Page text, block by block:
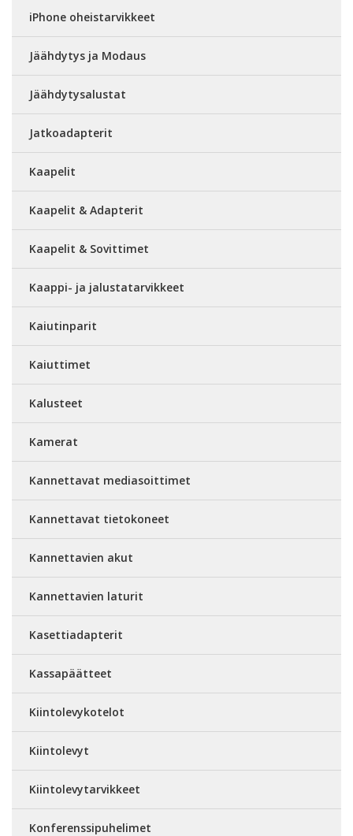
iPhone oheistarvikkeet
Jäähdytys ja Modaus
Jäähdytysalustat
Jatkoadapterit
Kaapelit
Kaapelit & Adapterit
Kaapelit & Sovittimet
Kaappi- ja jalustatarvikkeet
Kaiutinparit
Kaiuttimet
Kalusteet
Kamerat
Kannettavat mediasoittimet
Kannettavat tietokoneet
Kannettavien akut
Kannettavien laturit
Kasettiadapterit
Kassapäätteet
Kiintolevykotelot
Kiintolevyt
Kiintolevytarvikkeet
Konferenssipuhelimet